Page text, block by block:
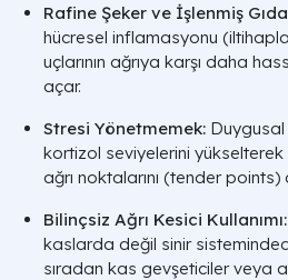
Rafine Şeker ve İşlenmiş
hücresel inflamasyonu
uçlarının ağrıya karşı daha
açar.
Stresi Yönetmemek:
kortizol seviyelerini
ağrı noktalarını (tender
Bilinçsiz Ağrı Kesici Kullanımı:
kaslarda değil sinir
sıradan kas gevşeticiler veya